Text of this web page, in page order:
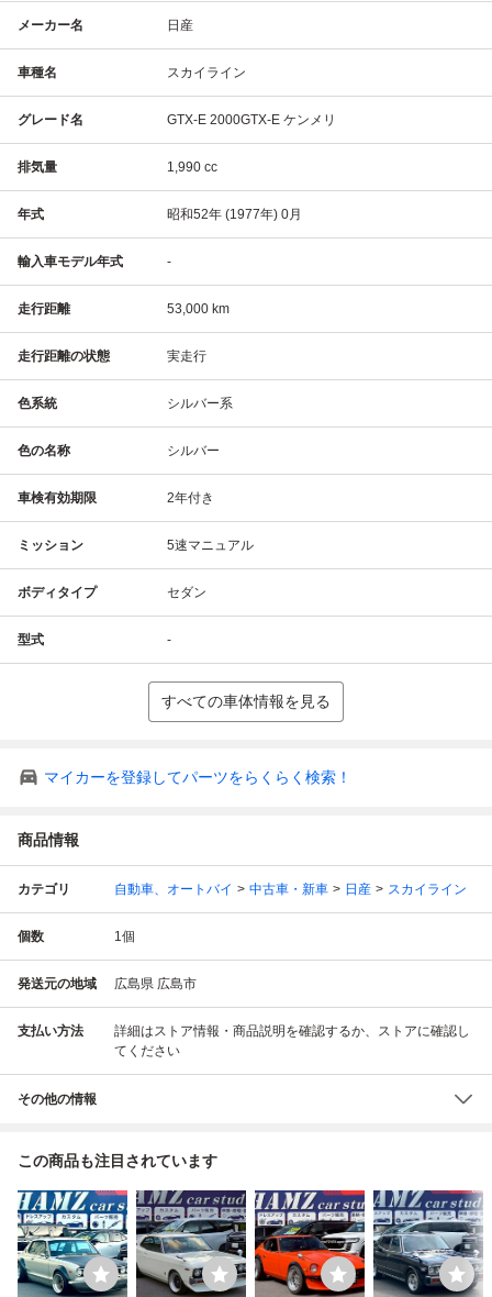
メーカー名 日産
車種名 スカイライン
グレード名 GTX-E 2000GTX-E ケンメリ
排気量 1,990 cc
年式 昭和52年 (1977年) 0月
輸入車モデル年式 -
走行距離 53,000 km
走行距離の状態 実走行
色系統 シルバー系
色の名称 シルバー
車検有効期限 2年付き
ミッション 5速マニュアル
ボディタイプ セダン
型式 -
すべての車体情報を見る
マイカーを登録してパーツをらくらく検索！
商品情報
カテゴリ 自動車、オートバイ 中古車・新車 日産 スカイライン
個数 1個
発送元の地域 広島県 広島市
支払い方法
詳細はストア情報・商品説明を確認するか、ストアに確認し
てください
その他の情報
この商品も注目されています